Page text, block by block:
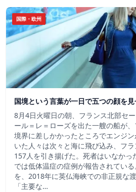
国際・欧州
国境という言葉が一日で五つの顔を見
8月4日火曜日の朝、フランス北部セ
ール＝レ＝ローズを出た一艘の船が
境界に差しかかったところでエンジ
いた人々は次々と海に飛び込み、フ
157人を引き揚げた。死者はいなかっ
では低体温症の症例が報告されてい
を、2018年に英仏海峡での非正規な
「主要な…